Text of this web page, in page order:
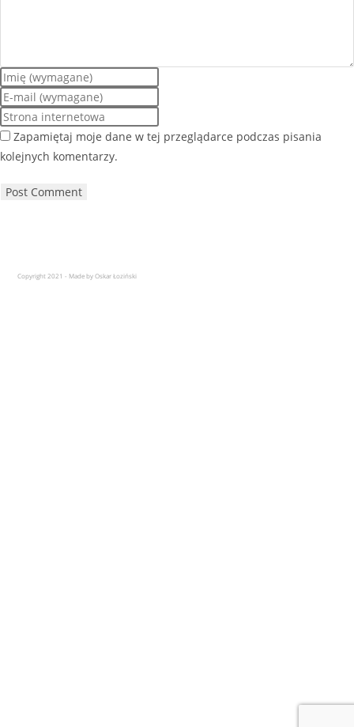
Zapamiętaj moje dane w tej przeglądarce podczas pisania
kolejnych komentarzy.
Copyright 2021 - Made by Oskar Łoziński